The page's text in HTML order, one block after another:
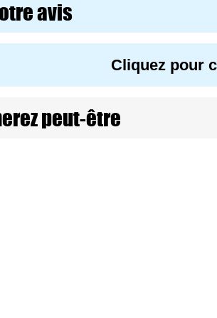
avis
Cliquez pour
peut-être